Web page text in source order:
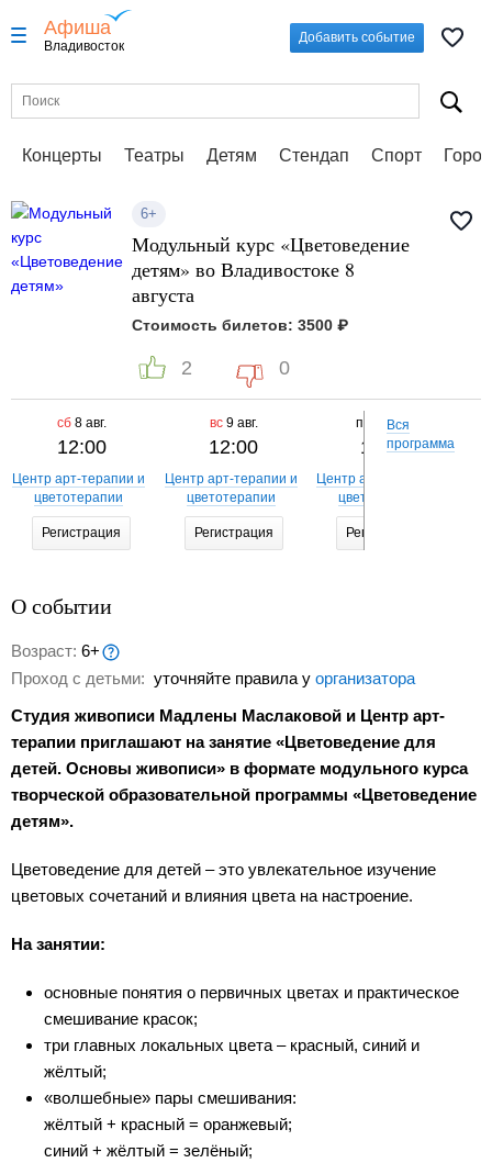
Афиша
Владивосток
Добавить событие
Концерты Театры Детям Стендап Спорт
6+
Модульный курс «Цветоведение
детям» во Владивостоке 8
августа
Стоимость билетов: 3500 ₽
2 0
сб 8 авг.
12:00
Центр арт-терапии и
цветотерапии
Регистрация
вс 9 авг.
12:00
Центр арт-терапии и
цветотерапии
Регистрация
пн 10 авг.
12:00
Центр арт-терапии и
цветотерапии
Регистрация
Вся
программа
О событии
Возраст: 6+
Проход с детьми: уточняйте правила у организатора
Студия живописи Мадлены Маслаковой и Центр арт-
терапии приглашают на занятие «Цветоведение для
детей. Основы живописи» в формате модульного курса
творческой образовательной программы «Цветоведение
детям».
Цветоведение для детей – это увлекательное изучение
цветовых сочетаний и влияния цвета на настроение.
На занятии:
основные понятия о первичных цветах и практическое
смешивание красок;
три главных локальных цвета – красный, синий и
жёлтый;
«волшебные» пары смешивания:
жёлтый + красный = оранжевый;
синий + жёлтый = зелёный;